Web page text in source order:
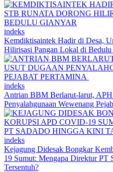
indeks
Kemdiktisaintek Hadir di Desa,
Hilirisasi Pangan Lokal di
indeks
Antrian BBM Berlarut-larut,
Penyalahgunaan Wewenang
indeks
Kejagung Didesak Bongkar
19 Sumut: Mengapa Direktur PT
Tersentuh?